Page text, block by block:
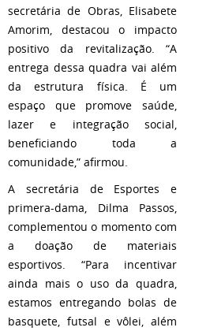
secretária de Obras, Elisabete
Amorim, destacou o impacto
positivo da revitalização. “A
entrega dessa quadra vai além
da estrutura física. É um
espaço que promove saúde,
lazer e integração social,
beneficiando toda a
comunidade,” afirmou.
A secretária de Esportes e
primera-dama, Dilma Passos,
complementou o momento com
a doação de materiais
esportivos. “Para incentivar
ainda mais o uso da quadra,
estamos entregando bolas de
basquete, futsal e vôlei, além